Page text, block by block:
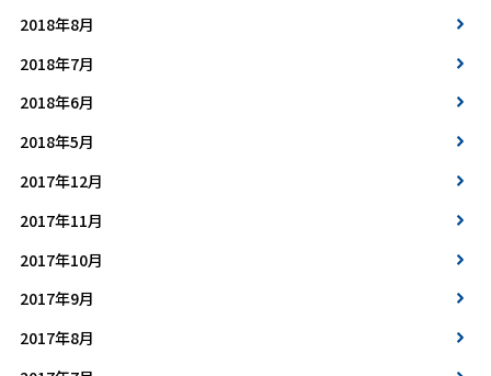
2018年8月
2018年7月
2018年6月
2018年5月
2017年12月
2017年11月
2017年10月
2017年9月
2017年8月